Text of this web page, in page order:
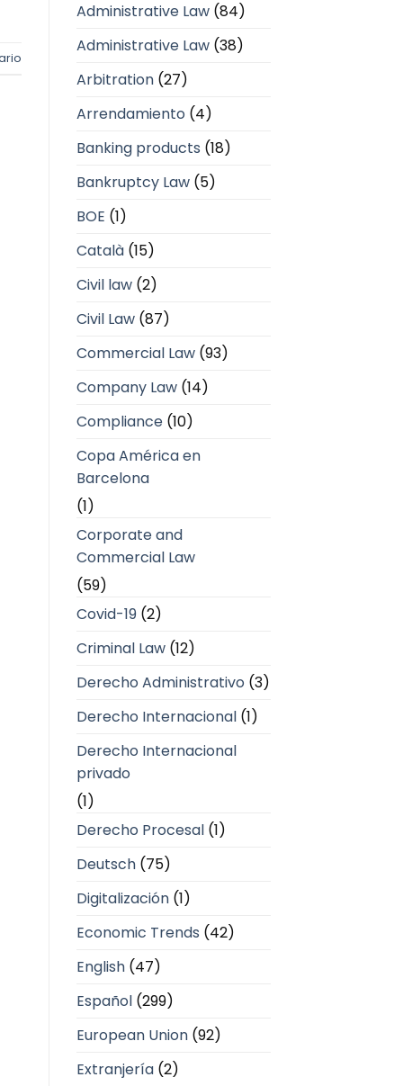
Administrative Law(84)
Administrative Law(38)
Arbitration(27)
Arrendamiento (4)
Banking products (18)
Bankruptcy Law(5)
BOE (1)
Català(15)
Civil law(2)
Civil Law(87)
Commercial Law(93)
Company Law(14)
Compliance(10)
Copa América en
Barcelona
(1)
Corporate and
Commercial Law
(59)
Covid-19(2)
Criminal Law(12)
Derecho Administrativo (3)
Derecho Internacional(1)
Derecho Internacional
privado
(1)
Derecho Procesal(1)
Deutsch(75)
Digitalización(1)
Economic Trends (42)
English(47)
Español(299)
European Union(92)
Extranjería(2)